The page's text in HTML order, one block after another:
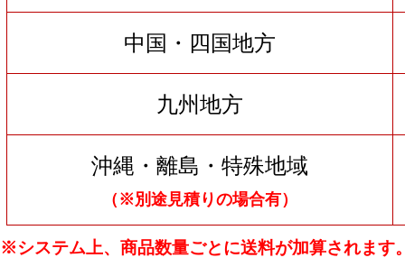
中国・四国地方
九州地方
沖縄・離島・特殊地域
（※別途見積りの場合有）
※システム上、商品数量ごとに送料が加算されます